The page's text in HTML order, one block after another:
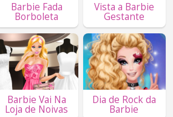
Barbie Fada
Borboleta
Vista a Barbie
Gestante
Barbie Vai Na
Loja de Noivas
Dia de Rock da
Barbie